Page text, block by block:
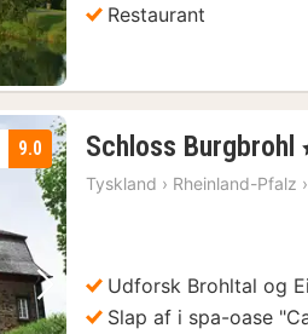
Restaurant
Næste billede
9.0 Schloss Burgbrohl
Tyskland › Rheinland-Pfalz ›
Udforsk Brohltal og
Slap af i spa-oase